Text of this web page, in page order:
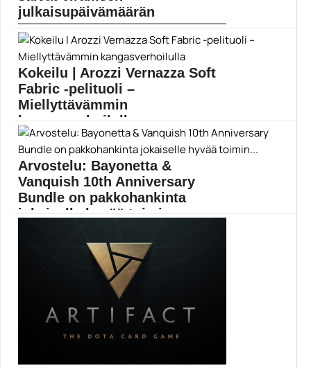
julkaisupäivämäärän
Nintendo Switchin ensimmäiset täysimittaiset ja
Nintendo
Kokeilu | Arozzi Vernazza Soft
Fabric -pelituoli –
Miellyttävämmin
kangasverhoilulla
Pelituoli voi olla mukava olemukseltaan, mutta myös
pelituolit
Arvostelu: Bayonetta &
Vanquish 10th Anniversary
Bundle on pakkohankinta
jokaiselle hyvää toimin...
Kulttikaksikon remasteroiva juhlakokoelma ei pilaa
ajan kultaamia muistoja....